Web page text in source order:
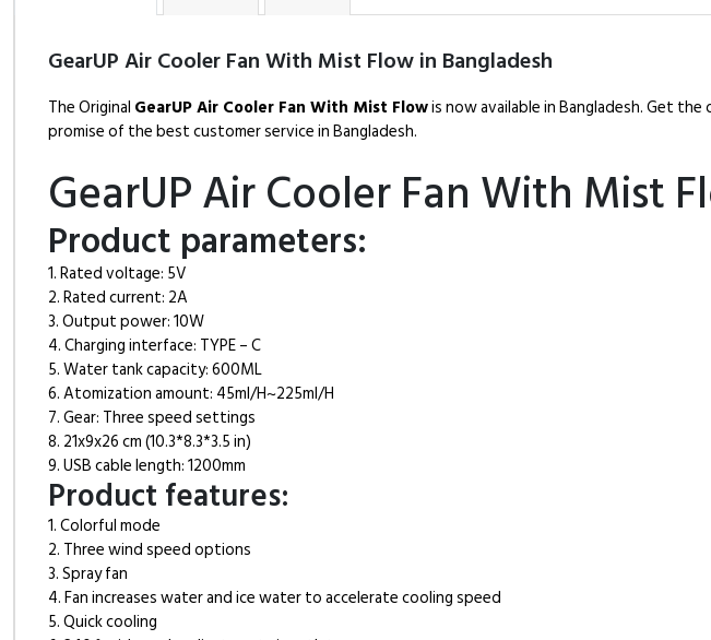
GearUP Air Cooler Fan With Mist Flow in Bangladesh
The Original GearUP Air Cooler Fan With Mist Flowis now available in Bangladesh. Get
promise of the best customer service in Bangladesh.
GearUP Air Cooler Fan With Mist
Product parameters:
1. Rated voltage: 5V
2. Rated current: 2A
3. Output power: 10W
4. Charging interface: TYPE – C
5. Water tank capacity: 600ML
6. Atomization amount: 45ml/H~225ml/H
7. Gear: Three speed settings
8. 21x9x26 cm (10.3*8.3*3.5 in)
9. USB cable length: 1200mm
Product features:
1. Colorful mode
2. Three wind speed options
3. Spray fan
4. Fan increases water and ice water to accelerate cooling speed
5. Quick cooling